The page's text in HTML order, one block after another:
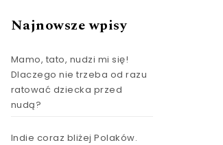
Najnowsze wpisy
Mamo, tato, nudzi mi się!
Dlaczego nie trzeba od razu
ratować dziecka przed
nudą?
Indie coraz bliżej Polaków.